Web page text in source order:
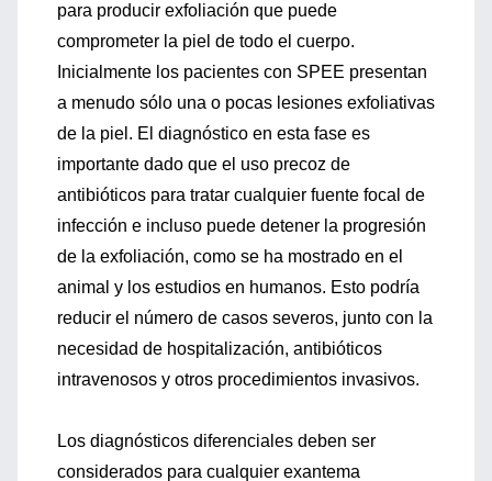
para producir exfoliación que puede
comprometer la piel de todo el cuerpo.
Inicialmente los pacientes con SPEE presentan
a menudo sólo una o pocas lesiones exfoliativas
de la piel. El diagnóstico en esta fase es
importante dado que el uso precoz de
antibióticos para tratar cualquier fuente focal de
infección e incluso puede detener la progresión
de la exfoliación, como se ha mostrado en el
animal y los estudios en humanos. Esto podría
reducir el número de casos severos, junto con la
necesidad de hospitalización, antibióticos
intravenosos y otros procedimientos invasivos.
Los diagnósticos diferenciales deben ser
considerados para cualquier exantema